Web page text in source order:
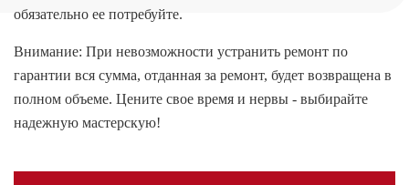
обязательно ее потребуйте.
Внимание: При невозможности устранить ремонт по
гарантии вся сумма, отданная за ремонт, будет возвращена в
полном объеме. Цените свое время и нервы - выбирайте
надежную мастерскую!